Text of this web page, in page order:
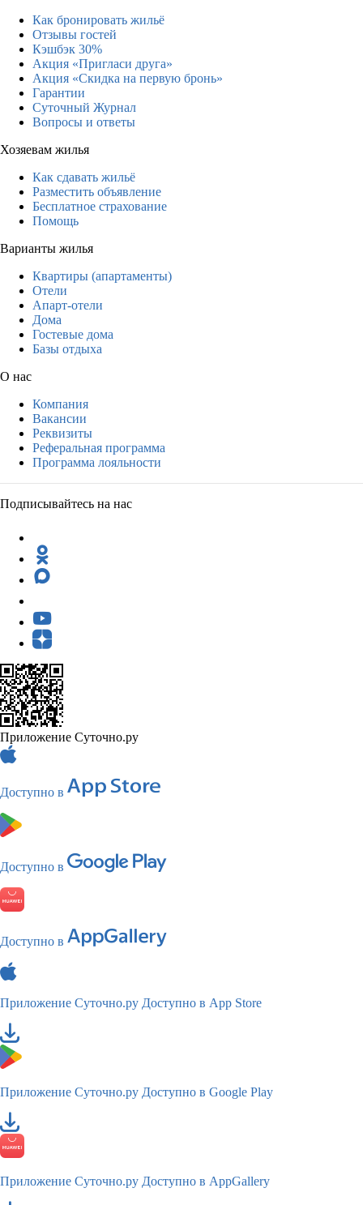
Как бронировать жильё
Отзывы гостей
Кэшбэк 30%
Акция «Пригласи друга»
Акция «Скидка на первую бронь»
Гарантии
Суточный Журнал
Вопросы и ответы
Хозяевам жилья
Как сдавать жильё
Разместить объявление
Бесплатное страхование
Помощь
Варианты жилья
Квартиры (апартаменты)
Отели
Апарт-отели
Дома
Гостевые дома
Базы отдыха
О нас
Компания
Вакансии
Реквизиты
Реферальная программа
Программа лояльности
Подписывайтесь на нас
Приложение Суточно.ру
Доступно в
Доступно в
Доступно в
Приложение Суточно.ру Доступно в App Store
Приложение Суточно.ру Доступно в Google Play
Приложение Суточно.ру Доступно в AppGallery